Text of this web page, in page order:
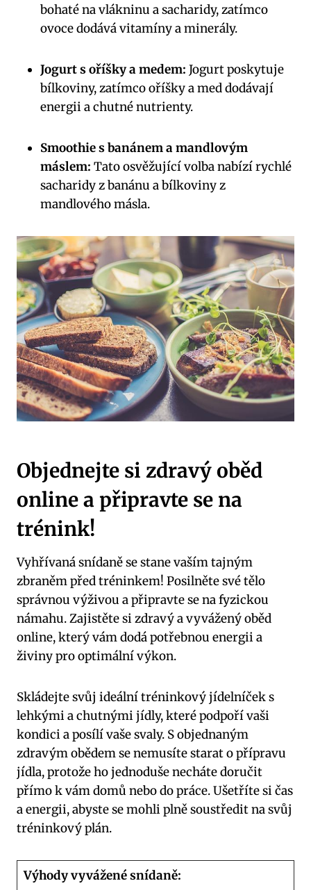
bohaté na vlákninu a sacharidy, zatímco
ovoce dodává vitamíny a minerály.
Jogurt s oříšky a medem: Jogurt poskytuje
bílkoviny, zatímco oříšky a med dodávají
energii a chutné nutrienty.
Smoothie s banánem a mandlovým
máslem: Tato osvěžující volba nabízí rychlé
sacharidy z banánu a bílkoviny z
mandlového másla.
Objednejte si zdravý oběd
online a připravte se na
trénink!
Vyhřívaná snídaně se stane vaším tajným
zbraněm před tréninkem! Posilněte své tělo
správnou výživou a připravte se na fyzickou
námahu. Zajistěte si zdravý a vyvážený oběd
online, který vám dodá potřebnou energii a
živiny pro optimální výkon.
Skládejte svůj ideální tréninkový jídelníček s
lehkými a chutnými jídly, které podpoří vaši
kondici a posílí vaše svaly. S objednaným
zdravým obědem se nemusíte starat o přípravu
jídla, protože ho jednoduše necháte doručit
přímo k vám domů nebo do práce. Ušetříte si čas
a energii, abyste se mohli plně soustředit na svůj
tréninkový plán.
Výhody vyvážené snídaně: